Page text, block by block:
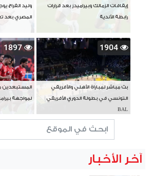
إيقافات الزمالك وبيراميدز بعد قرارات
رابطة الأندية
وليد الفراج
المصري بعد
1904
بث مباشر لمباراة الأهلي والأفريقي
التونسي في بطولة الدوري الأفريقي
BAL
1897
المستبعدين
لمواجهة
آخر الأخبار